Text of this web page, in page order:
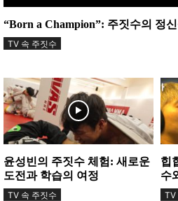
“Born a Champion”: 주짓수의 정
TV 속 주짓수
윤성빈의 주짓수 체험: 새로운
도전과 학습의 여정
TV 속 주짓수
힙
수
여
TV